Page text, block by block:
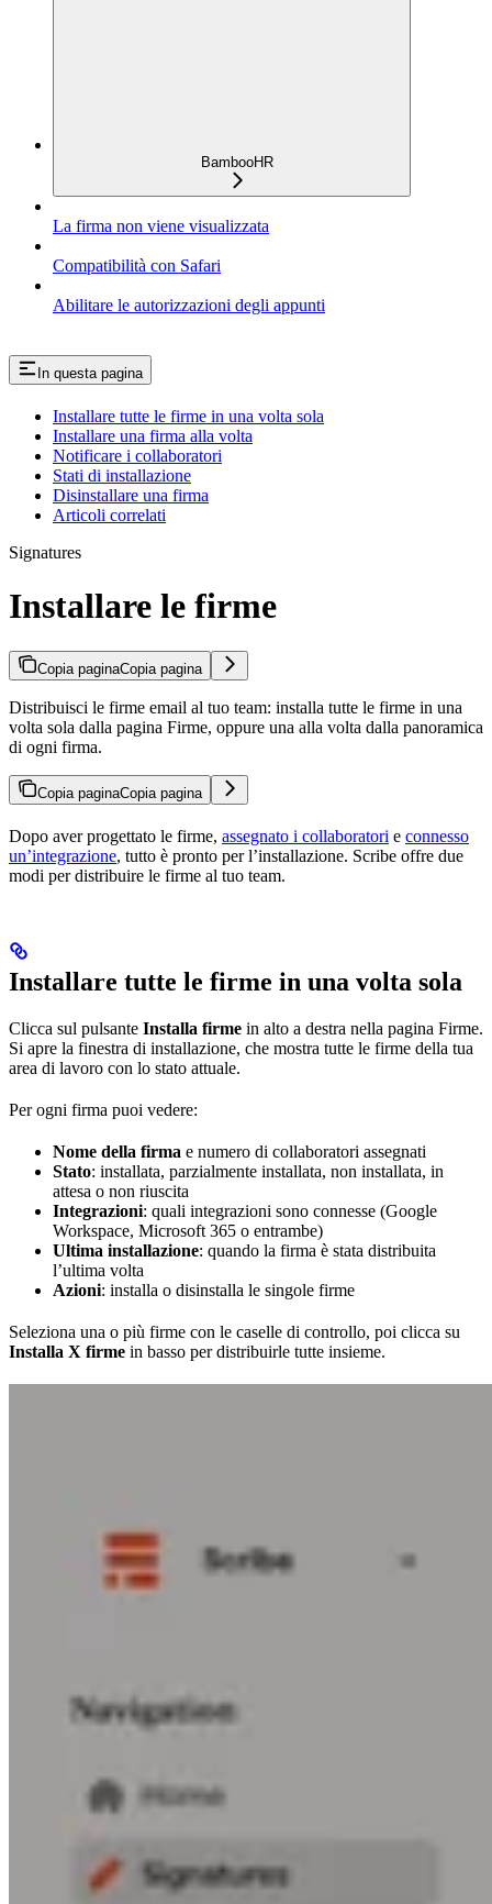
BambooHR
La firma non viene visualizzata
Compatibilità con Safari
Abilitare le autorizzazioni degli appunti
In questa pagina
Installare tutte le firme in una volta sola
Installare una firma alla volta
Notificare i collaboratori
Stati di installazione
Disinstallare una firma
Articoli correlati
Signatures
Installare le firme
Copia paginaCopia pagina
Distribuisci le firme email al tuo team: installa tutte le firme in una
volta sola dalla pagina Firme, oppure una alla volta dalla panoramica
di ogni firma.
Copia paginaCopia pagina
Dopo aver progettato le firme, assegnato i collaboratori e connesso
un’integrazione, tutto è pronto per l’installazione. Scribe offre due
modi per distribuire le firme al tuo team.
Installare tutte le firme in una volta sola
Clicca sul pulsante Installa firme in alto a destra nella pagina Firme.
Si apre la finestra di installazione, che mostra tutte le firme della tua
area di lavoro con lo stato attuale.
Per ogni firma puoi vedere:
Nome della firma e numero di collaboratori assegnati
Stato: installata, parzialmente installata, non installata, in
attesa o non riuscita
Integrazioni: quali integrazioni sono connesse (Google
Workspace, Microsoft 365 o entrambe)
Ultima installazione: quando la firma è stata distribuita
l’ultima volta
Azioni: installa o disinstalla le singole firme
Seleziona una o più firme con le caselle di controllo, poi clicca su
Installa X firme in basso per distribuirle tutte insieme.